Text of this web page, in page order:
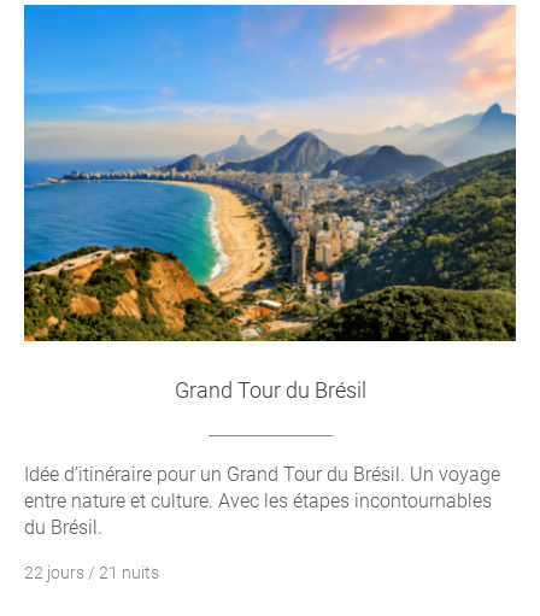
Grand Tour du Brésil
Idée d’itinéraire pour un Grand Tour du Brésil. Un voyage
entre nature et culture. Avec les étapes incontournables
du Brésil.
22 jours / 21 nuits